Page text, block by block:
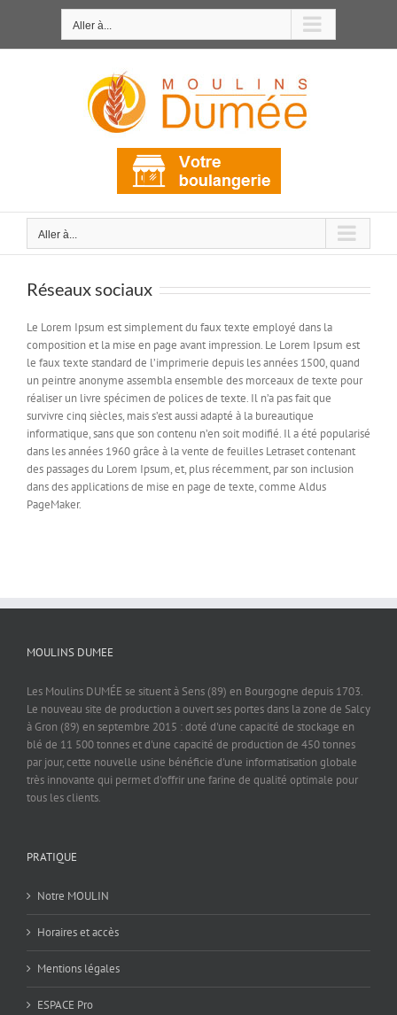
Aller à...
Aller à...
Réseaux sociaux
Le Lorem Ipsum est simplement du faux texte employé dans la
composition et la mise en page avant impression. Le Lorem Ipsum est
le faux texte standard de l’imprimerie depuis les années 1500, quand
un peintre anonyme assembla ensemble des morceaux de texte pour
réaliser un livre spécimen de polices de texte. Il n’a pas fait que
survivre cinq siècles, mais s’est aussi adapté à la bureautique
informatique, sans que son contenu n’en soit modifié. Il a été popularisé
dans les années 1960 grâce à la vente de feuilles Letraset contenant
des passages du Lorem Ipsum, et, plus récemment, par son inclusion
dans des applications de mise en page de texte, comme Aldus
PageMaker.
MOULINS DUMEE
Les Moulins DUMÉE se situent à Sens (89) en Bourgogne depuis 1703.
Le nouveau site de production a ouvert ses portes dans la zone de Salcy
à Gron (89) en septembre 2015 : doté d'une capacité de stockage en
blé de 11 500 tonnes et d'une capacité de production de 450 tonnes
par jour, cette nouvelle usine bénéficie d'une informatisation globale
très innovante qui permet d'offrir une farine de qualité optimale pour
tous les clients.
PRATIQUE
Notre MOULIN
Horaires et accès
Mentions légales
ESPACE Pro